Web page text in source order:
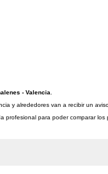
- Valencia
y alrededores van a recibir un
para poder comparar los